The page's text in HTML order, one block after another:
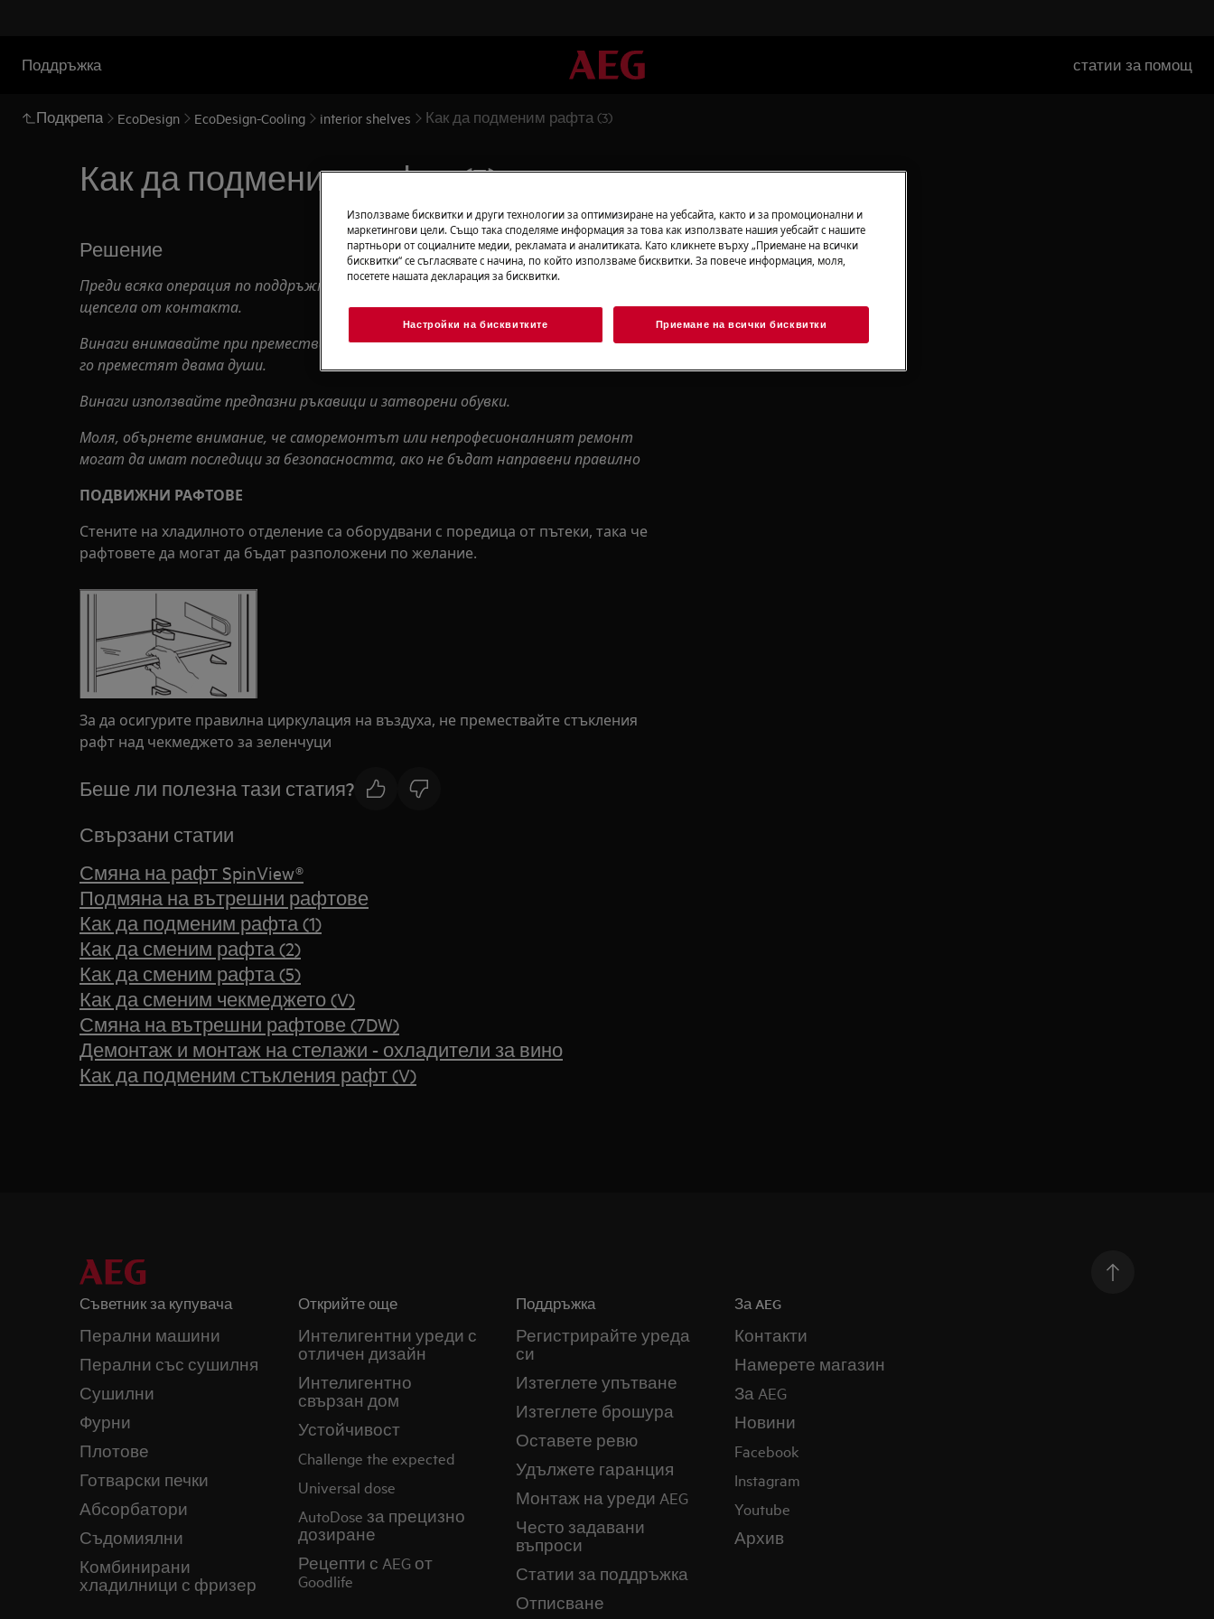
Поддръжка статии за помощ
Подкрепа EcoDesign EcoDesign-Cooling interior shelves Как да подменим рафта (3)
Как да подменим рафта (3)
Решение
Преди всяка операция по поддръжката деактивирайте уреда и изключете
щепсела от контакта.
Винаги внимавайте при преместване на уреди, за тежки уреди е необходимо да
го преместят двама души.
Винаги използвайте предпазни ръкавици и затворени обувки.
Моля, обърнете внимание, че саморемонтът или непрофесионалният ремонт
могат да имат последици за безопасността, ако не бъдат направени правилно
ПОДВИЖНИ РАФТОВЕ
Стените на хладилното отделение са оборудвани с поредица от пътеки, така че
рафтовете да могат да бъдат разположени по желание.
За да осигурите правилна циркулация на въздуха, не премествайте стъкления
рафт над чекмеджето за зеленчуци
Беше ли полезна тази статия?
Свързани статии
Смяна на рафт SpinView®
Подмяна на вътрешни рафтове
Как да подменим рафта (1)
Как да сменим рафта (2)
Как да сменим рафта (5)
Как да сменим чекмеджето (V)
Смяна на вътрешни рафтове (7DW)
Демонтаж и монтаж на стелажи - охладители за вино
Как да подменим стъкления рафт (V)
Съветник за купувача
Перални машини
Перални със сушилня
Сушилни
Фурни
Плотове
Готварски печки
Абсорбатори
Съдомиялни
Комбинирани
хладилници с фризер
Открийте още
Интелигентни уреди с
отличен дизайн
Интелигентно
свързан дом
Устойчивост
Challenge the expected
Universal dose
AutoDose за прецизно
дозиране
Рецепти с AEG от
Goodlife
Поддръжка
Регистрирайте уреда
си
Изтеглете упътване
Изтеглете брошура
Оставете ревю
Удължете гаранция
Монтаж на уреди AEG
Често задавани
въпроси
Статии за поддръжка
Отписване
За AEG
Контакти
Намерете магазин
За AEG
Новини
Facebook
Instagram
Youtube
Архив
Използваме бисквитки и други технологии за оптимизиране на уебсайта, както и за промоционални и
маркетингови цели. Също така споделяме информация за това как използвате нашия уебсайт с нашите
партньори от социалните медии, рекламата и аналитиката. Като кликнете върху „Приемане на всички
бисквитки“ се съгласявате с начина, по който използваме бисквитки. За повече информация, моля,
посетете нашата декларация за бисквитки.
Настройки на бисквитките Приемане на всички бисквитки